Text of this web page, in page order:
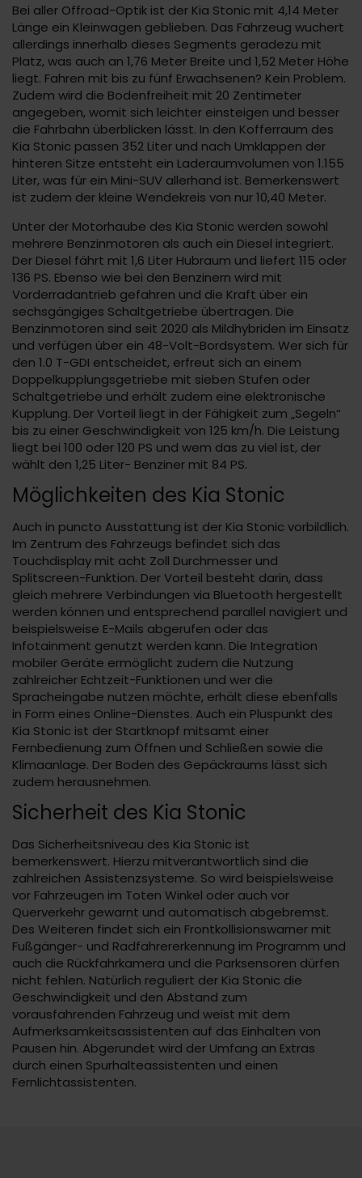
Bei aller Offroad-Optik ist der Kia Stonic mit 4,14 Meter
Länge ein Kleinwagen geblieben. Das Fahrzeug wuchert
allerdings innerhalb dieses Segments geradezu mit
Platz, was auch an 1,76 Meter Breite und 1,52 Meter Höhe
liegt. Fahren mit bis zu fünf Erwachsenen? Kein Problem.
Zudem wird die Bodenfreiheit mit 20 Zentimeter
angegeben, womit sich leichter einsteigen und besser
die Fahrbahn überblicken lässt. In den Kofferraum des
Kia Stonic passen 352 Liter und nach Umklappen der
hinteren Sitze entsteht ein Laderaumvolumen von 1.155
Liter, was für ein Mini-SUV allerhand ist. Bemerkenswert
ist zudem der kleine Wendekreis von nur 10,40 Meter.
Unter der Motorhaube des Kia Stonic werden sowohl
mehrere Benzinmotoren als auch ein Diesel integriert.
Der Diesel fährt mit 1,6 Liter Hubraum und liefert 115 oder
136 PS. Ebenso wie bei den Benzinern wird mit
Vorderradantrieb gefahren und die Kraft über ein
sechsgängiges Schaltgetriebe übertragen. Die
Benzinmotoren sind seit 2020 als Mildhybriden im Einsatz
und verfügen über ein 48-Volt-Bordsystem. Wer sich für
den 1.0 T-GDI entscheidet, erfreut sich an einem
Doppelkupplungsgetriebe mit sieben Stufen oder
Schaltgetriebe und erhält zudem eine elektronische
Kupplung. Der Vorteil liegt in der Fähigkeit zum „Segeln“
bis zu einer Geschwindigkeit von 125 km/h. Die Leistung
liegt bei 100 oder 120 PS und wem das zu viel ist, der
wählt den 1,25 Liter- Benziner mit 84 PS.
Möglichkeiten des Kia Stonic
Auch in puncto Ausstattung ist der Kia Stonic vorbildlich.
Im Zentrum des Fahrzeugs befindet sich das
Touchdisplay mit acht Zoll Durchmesser und
Splitscreen-Funktion. Der Vorteil besteht darin, dass
gleich mehrere Verbindungen via Bluetooth hergestellt
werden können und entsprechend parallel navigiert und
beispielsweise E-Mails abgerufen oder das
Infotainment genutzt werden kann. Die Integration
mobiler Geräte ermöglicht zudem die Nutzung
zahlreicher Echtzeit-Funktionen und wer die
Spracheingabe nutzen möchte, erhält diese ebenfalls
in Form eines Online-Dienstes. Auch ein Pluspunkt des
Kia Stonic ist der Startknopf mitsamt einer
Fernbedienung zum Öffnen und Schließen sowie die
Klimaanlage. Der Boden des Gepäckraums lässt sich
zudem herausnehmen.
Sicherheit des Kia Stonic
Das Sicherheitsniveau des Kia Stonic ist
bemerkenswert. Hierzu mitverantwortlich sind die
zahlreichen Assistenzsysteme. So wird beispielsweise
vor Fahrzeugen im Toten Winkel oder auch vor
Querverkehr gewarnt und automatisch abgebremst.
Des Weiteren findet sich ein Frontkollisionswarner mit
Fußgänger- und Radfahrererkennung im Programm und
auch die Rückfahrkamera und die Parksensoren dürfen
nicht fehlen. Natürlich reguliert der Kia Stonic die
Geschwindigkeit und den Abstand zum
vorausfahrenden Fahrzeug und weist mit dem
Aufmerksamkeitsassistenten auf das Einhalten von
Pausen hin. Abgerundet wird der Umfang an Extras
durch einen Spurhalteassistenten und einen
Fernlichtassistenten.